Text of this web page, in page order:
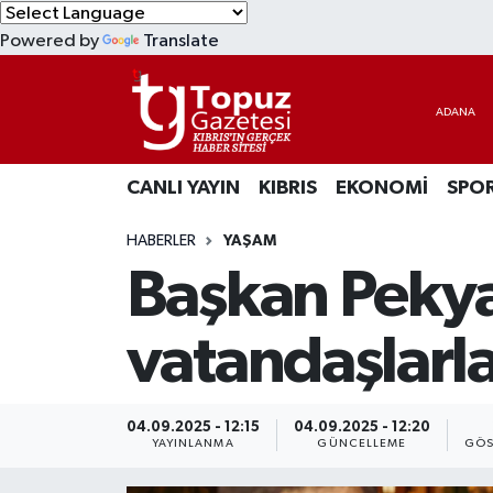
Powered by Translate
CANLI YAYIN KIBRIS EKONOMİ
HABERLER YAŞAM
Başkan
04.09.2025 - 12:15
YAYINLANMA
04.09.2025 - 12:20
GÜNCELLEME
EKONOMİ
MAGAZİN
TEKNOLOJİ
Lefkoşa Nöbetçi Eczaneler
Lefkoşa Hava Durumu
Lefkoşa Trafik Yoğunluk Haritası
Süper Lig Puan Durumu ve Fikstür
Tüm Manşetler
Son Dakika Haberleri
Haber Arşivi